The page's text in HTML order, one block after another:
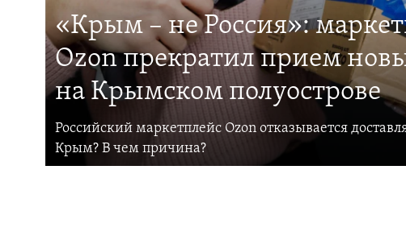
«Крым – не Россия»:
Ozon прекратил прием
на Крымском полуострове
Российский маркетплейс Ozon отказывается
Крым? В чем причина?